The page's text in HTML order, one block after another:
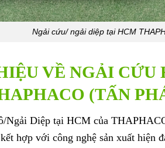
Ngải cứu/ ngải diệp tại HCM
VỀ NGẢI CỨU
(TẤN
Ngải Diệp tại HCM của
hợp với công nghệ sản xuất hiện